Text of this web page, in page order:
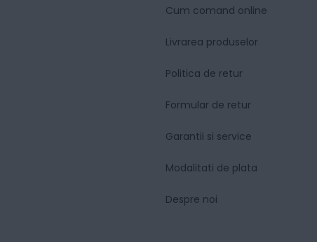
Cum comand online
Livrarea produselor
Politica de retur
Formular de retur
Garantii si service
Modalitati de plata
Despre noi